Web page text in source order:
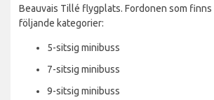
Beauvais Tillé flygplats. Fordonen som
följande kategorier:
5-sitsig minibuss
7-sitsig minibuss
9-sitsig minibuss